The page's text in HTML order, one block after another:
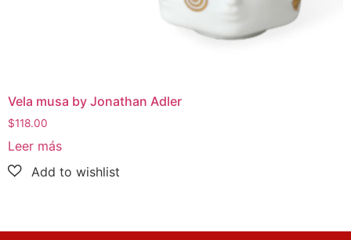
Vela musa by Jonathan Adler
$118.00
Leer más